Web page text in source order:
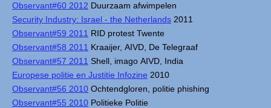
Observant#60 2012 Duurzaam afwimpelen
Security Industry: Israel - the Netherlands 2011
Observant#59 2011 RID protest Twente
Observant#58 2011 Kraaijer, AIVD, De Telegraaf
Observant#57 2011 Shell, imago AIVD, India
Europese politie en Justitie Infozine 2010
Observant#56 2010 Ochtendgloren, politie phishing
Observant#55 2010 Politieke Politie